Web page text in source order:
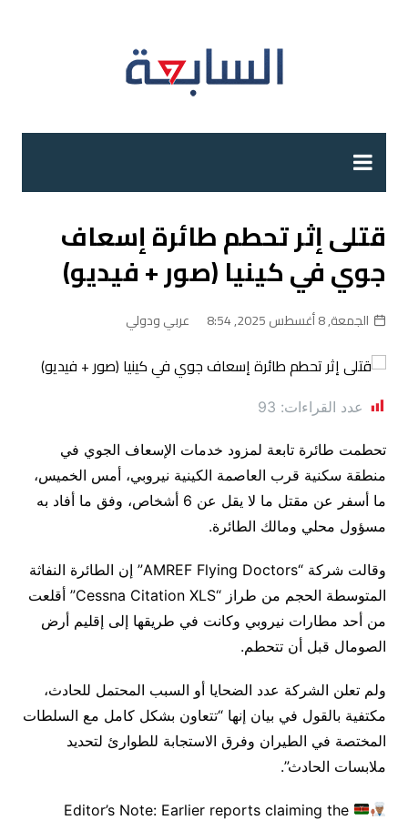
قتلى إثر تحطم طائرة إسعاف
جوي في كينيا (صور + فيديو)
الجمعة, 8 أغسطس 2025, 8:54 عربي ودولي
عدد القراءات: 93
تحطمت طائرة تابعة لمزود خدمات الإسعاف الجوي في
منطقة سكنية قرب العاصمة الكينية نيروبي، أمس الخميس،
ما أسفر عن مقتل ما لا يقل عن 6 أشخاص، وفق ما أفاد به
مسؤول محلي ومالك الطائرة.
وقالت شركة “AMREF Flying Doctors” إن الطائرة النفاثة
المتوسطة الحجم من طراز “Cessna Citation XLS” أقلعت
من أحد مطارات نيروبي وكانت في طريقها إلى إقليم أرض
الصومال قبل أن تتحطم.
ولم تعلن الشركة عدد الضحايا أو السبب المحتمل للحادث،
مكتفية بالقول في بيان إنها “تتعاون بشكل كامل مع السلطات
المختصة في الطيران وفرق الاستجابة للطوارئ لتحديد
ملابسات الحادث”.
Editor’s Note: Earlier reports claiming the